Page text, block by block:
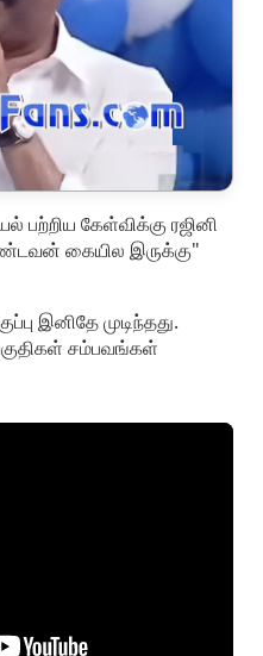
பற்றிய கேள்விக்கு ரஜினி
கையில இருக்கு"
இனிதே முடிந்தது.
சம்பவங்கள்